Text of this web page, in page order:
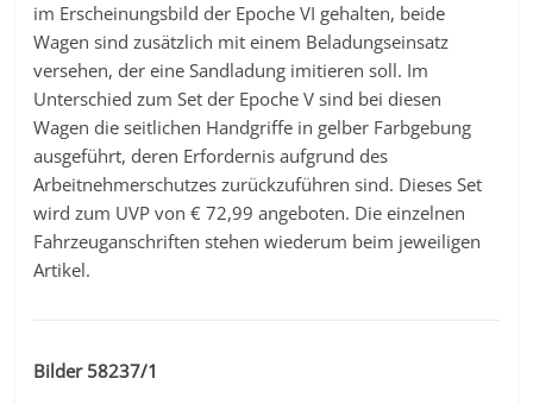
im Erscheinungsbild der Epoche VI gehalten, beide
Wagen sind zusätzlich mit einem Beladungseinsatz
versehen, der eine Sandladung imitieren soll. Im
Unterschied zum Set der Epoche V sind bei diesen
Wagen die seitlichen Handgriffe in gelber Farbgebung
ausgeführt, deren Erfordernis aufgrund des
Arbeitnehmerschutzes zurückzuführen sind. Dieses Set
wird zum UVP von € 72,99 angeboten. Die einzelnen
Fahrzeuganschriften stehen wiederum beim jeweiligen
Artikel.
Bilder 58237/1